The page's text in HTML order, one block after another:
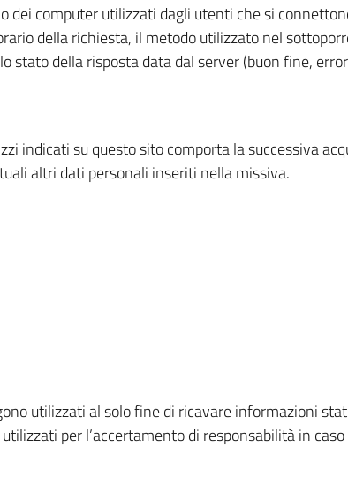
computer utilizzati dagli utenti che si
della richiesta, il metodo utilizzato nel
della risposta data dal server (buon fine,
indicati su questo sito comporta la successiva
altri dati personali inseriti nella missiva.
utilizzati al solo fine di ricavare informazioni
per l’accertamento di responsabilità in